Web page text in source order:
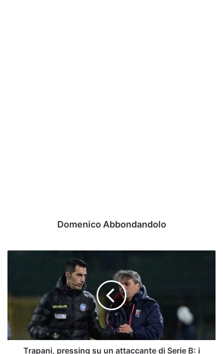
Domenico Abbondandolo
attaccante
di
B:
i
dettagliTrapani, pressing su un attaccante di Serie B: i